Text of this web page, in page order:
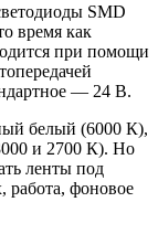
SMD
время как
при помощи
— 24 В.
белый (6000 К),
и 2700 К). Но
ленты под
работа, фоновое